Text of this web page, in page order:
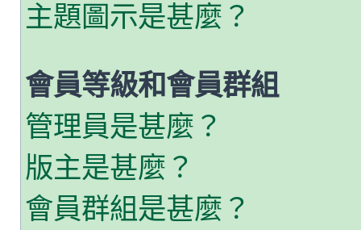
主題圖示是甚麼？
會員等級和會員群組
管理員是甚麼？
版主是甚麼？
會員群組是甚麼？